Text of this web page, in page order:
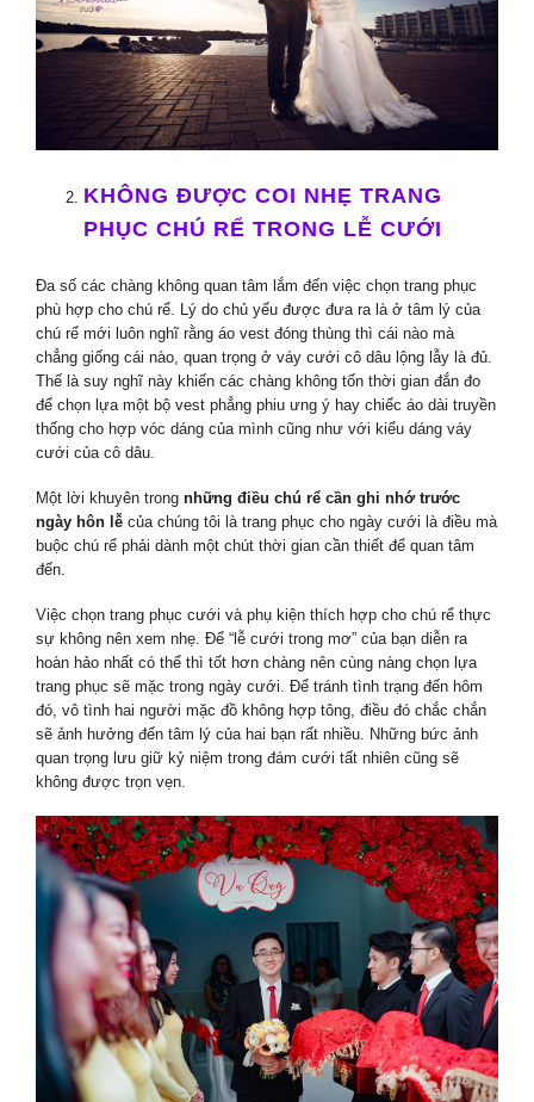
KHÔNG ĐƯỢC COI NHẸ TRANG
PHỤC CHÚ RỂ TRONG LỄ CƯỚI
Đa số các chàng không quan tâm lắm đến việc chọn trang phục
phù hợp cho chú rể. Lý do chủ yếu được đưa ra là ở tâm lý của
chú rể mới luôn nghĩ rằng áo vest đóng thùng thì cái nào mà
chẳng giống cái nào, quan trọng ở váy cưới cô dâu lộng lẫy là đủ.
Thế là suy nghĩ này khiến các chàng không tốn thời gian đắn đo
để chọn lựa một bộ vest phẳng phiu ưng ý hay chiếc áo dài truyền
thống cho hợp vóc dáng của mình cũng như với kiểu dáng váy
cưới của cô dâu.
Một lời khuyên trong những điều chú rể cần ghi nhớ trước
ngày hôn lễ của chúng tôi là trang phục cho ngày cưới là điều mà
buộc chú rể phải dành một chút thời gian cần thiết để quan tâm
đến.
Việc chọn trang phục cưới và phụ kiện thích hợp cho chú rể thực
sự không nên xem nhẹ. Để “lễ cưới trong mơ” của bạn diễn ra
hoàn hảo nhất có thể thì tốt hơn chàng nên cùng nàng chọn lựa
trang phục sẽ mặc trong ngày cưới. Để tránh tình trạng đến hôm
đó, vô tình hai người mặc đồ không hợp tông, điều đó chắc chắn
sẽ ảnh hưởng đến tâm lý của hai bạn rất nhiều. Những bức ảnh
quan trọng lưu giữ kỷ niệm trong đám cưới tất nhiên cũng sẽ
không được trọn vẹn.